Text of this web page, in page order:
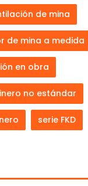
de mina
de mina a medida
en obra
no estándar
serie FKD